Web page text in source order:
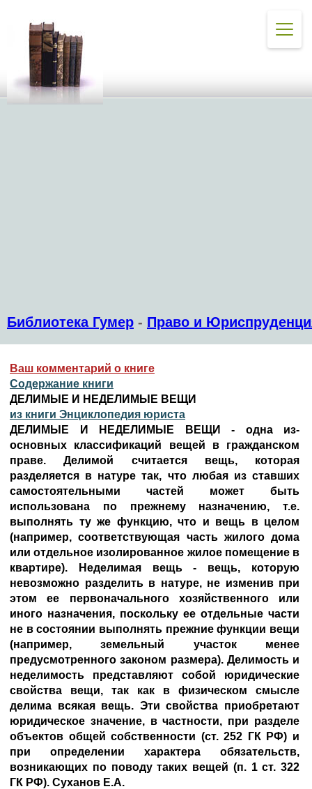
Библиотека Гумер - Право и
Ваш комментарий о книге
Содержание книги
ДЕЛИМЫЕ И НЕДЕЛИМЫЕ ВЕЩИ
из книги Энциклопедия юриста
ДЕЛИМЫЕ И НЕДЕЛИМЫЕ ВЕЩИ - одна из-
основных классификаций вещей в гражданском
праве. Делимой считается вещь, которая
разделяется в натуре так, что любая из ставших
самостоятельными частей может быть
использована по прежнему назначению, т.е.
выполнять ту же функцию, что и вещь в целом
(например, соответствующая часть жилого дома
или отдельное изолированное жилое помещение в
квартире). Неделимая вещь - вещь, которую
невозможно разделить в натуре, не изменив при
этом ее первоначального хозяйственного или
иного назначения, поскольку ее отдельные части
не в состоянии выполнять прежние функции вещи
(например, земельный участок менее
предусмотренного законом размера). Делимость и
неделимость представляют собой юридические
свойства вещи, так как в физическом смысле
делима всякая вещь. Эти свойства приобретают
юридическое значение, в частности, при разделе
объектов общей собственности (ст. 252 ГК РФ) и
при определении характера обязательств,
возникающих по поводу таких вещей (п. 1 ст. 322
ГК РФ). Суханов Е.А.